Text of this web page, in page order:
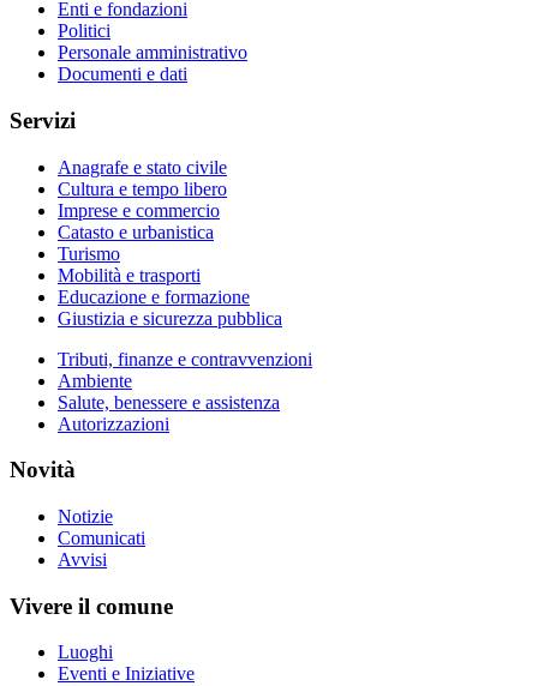
Enti e fondazioni
Politici
Personale amministrativo
Documenti e dati
Servizi
Anagrafe e stato civile
Cultura e tempo libero
Imprese e commercio
Catasto e urbanistica
Turismo
Mobilità e trasporti
Educazione e formazione
Giustizia e sicurezza pubblica
Tributi, finanze e contravvenzioni
Ambiente
Salute, benessere e assistenza
Autorizzazioni
Novità
Notizie
Comunicati
Avvisi
Vivere il comune
Luoghi
Eventi e Iniziative